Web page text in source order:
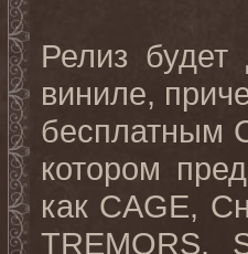
Релиз будет
виниле,
бесплатным
котором
как CAGE,
TREMORS,